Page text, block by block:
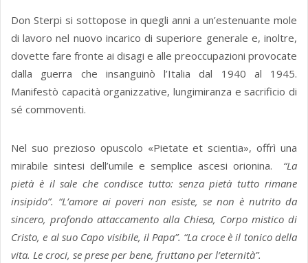
Don Sterpi si sottopose in quegli anni a un’estenuante mole
di lavoro nel nuovo incarico di superiore generale e, inoltre,
dovette fare fronte ai disagi e alle preoccupazioni provocate
dalla guerra che insanguinò l’Italia dal 1940 al 1945.
Manifestò capacità organizzative, lungimiranza e sacrificio di
sé commoventi.
Nel suo prezioso opuscolo «Pietate et scientia», offrì una
mirabile sintesi dell’umile e semplice ascesi orionina.
“La
pietà è il sale che condisce tutto: senza pietà tutto rimane
insipido”. “L’amore ai poveri non esiste, se non è nutrito da
sincero, profondo attaccamento alla Chiesa, Corpo mistico di
Cristo, e al suo Capo visibile, il Papa”. “La croce è il tonico della
vita. Le croci, se prese per bene, fruttano per l’eternità”.